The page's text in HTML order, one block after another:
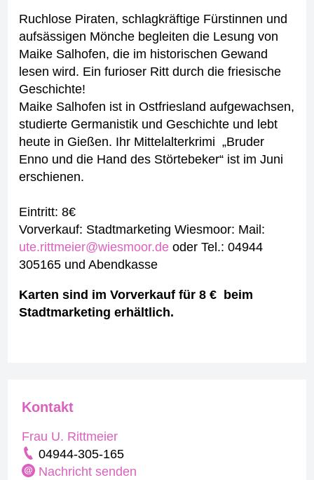
Ruchlose Piraten, schlagkräftige Fürstinnen und
aufsässigen Mönche begleiten die Lesung von
Maike Salhofen, die im historischen Gewand
lesen wird. Ein furioser Ritt durch die friesische
Geschichte!
Maike Salhofen ist in Ostfriesland aufgewachsen,
studierte Germanistik und Geschichte und lebt
heute in Gießen. Ihr Mittelalterkrimi „Bruder
Enno und die Hand des Störtebeker“ ist im Juni
erschienen.
Eintritt: 8€
Vorverkauf: Stadtmarketing Wiesmoor: Mail:
ute.rittmeier@wiesmoor.de oder Tel.: 04944
305165 und Abendkasse
Karten sind im Vorverkauf für 8 € beim
Stadtmarketing erhältlich.
Kontakt
Frau U. Rittmeier
04944-305-165
Nachricht senden